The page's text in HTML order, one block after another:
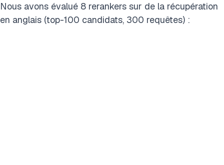
Nous avons évalué 8 rerankers sur de la récupération
en anglais (top-100 candidats, 300 requêtes) :